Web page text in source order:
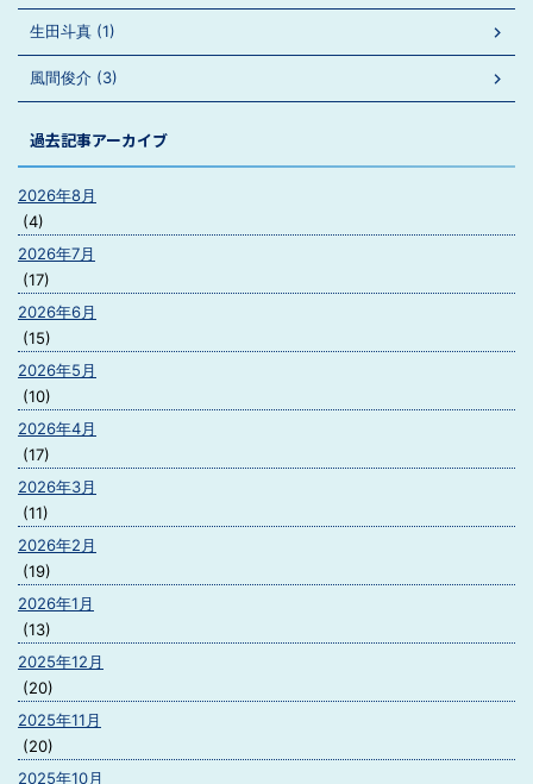
生田斗真 (1)
風間俊介 (3)
過去記事アーカイブ
2026年8月
(4)
2026年7月
(17)
2026年6月
(15)
2026年5月
(10)
2026年4月
(17)
2026年3月
(11)
2026年2月
(19)
2026年1月
(13)
2025年12月
(20)
2025年11月
(20)
2025年10月